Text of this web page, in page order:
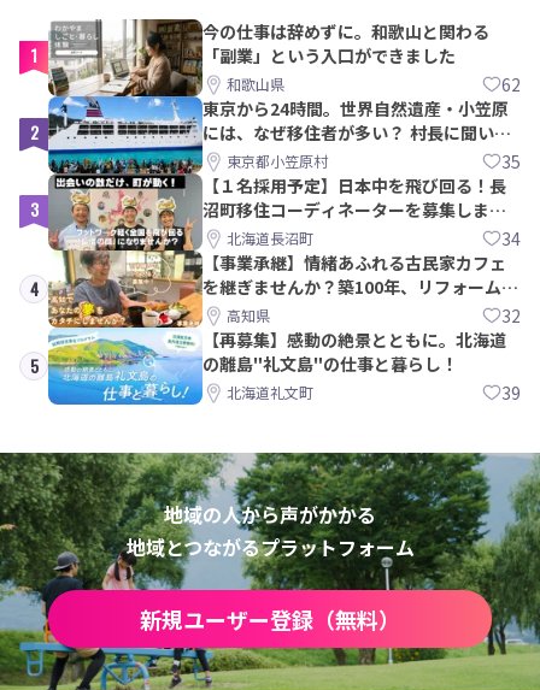
1
今の仕事は辞めずに。和歌山と関わる
「副業」という入口ができました
和歌山県 62
2
東京から24時間。世界自然遺産・小笠原
には、なぜ移住者が多い？ 村長に聞いて
みた東京都小笠原村 35
3
【１名採用予定】日本中を飛び回る！長
沼町移住コーディネーターを募集しま
す！北海道長沼町 34
4
【事業承継】情緒あふれる古民家カフェ
を継ぎませんか？築100年、リフォームか
ら約10年！
高知県 32
5
【再募集】感動の絶景とともに。北海道
の離島"礼文島"の仕事と暮らし！
北海道礼文町 39
地域の人から声がかかる
地域とつながるプラットフォーム
新規ユーザー登録（無料）